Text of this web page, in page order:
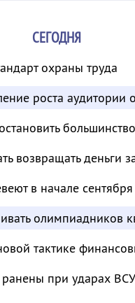
СЕГОДНЯ
охраны труда
роста аудитории
возвращать деньги
в начале сентября
олимпиадников
тактике
при ударах